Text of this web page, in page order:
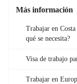
Más información
Trabajar en
qué se necesita?
Visa de trabajo
Trabajar en